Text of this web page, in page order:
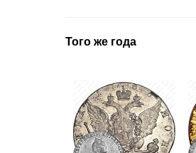
Того же года